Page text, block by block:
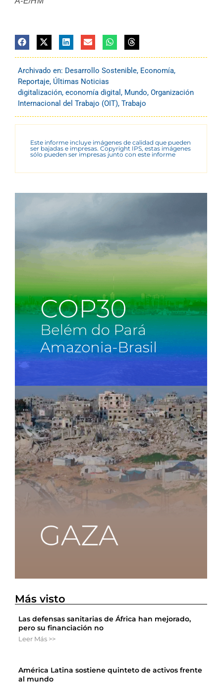
Archivado en: Desarrollo Sostenible, Economía,
Reportaje, Últimas Noticias
digitalización, economía digital , Mundo, Organización
Internacional del Trabajo (OIT), Trabajo
Este informe incluye imágenes de calidad que pueden
ser bajadas e impresas. Copyright IPS, estas imágenes
sólo pueden ser impresas junto con este informe
Más visto
Las defensas sanitarias de África han mejorado,
pero su financiación no
Leer Más >>
América Latina sostiene quinteto de activos frente
al mundo